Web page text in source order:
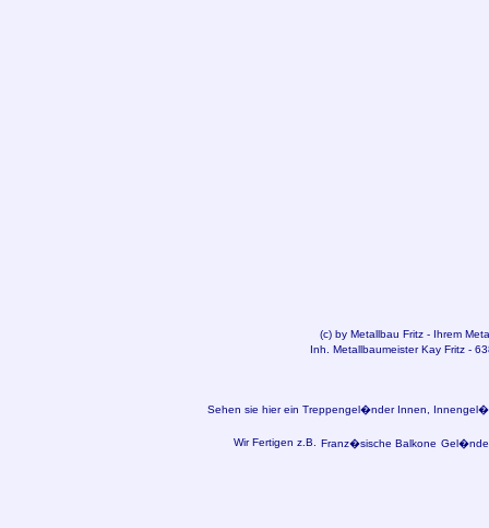
(c) by Metallbau Fritz - Ihrem
Inh. Metallbaumeister Kay Fritz -
Sehen sie hier ein Treppengel�nder Innen,
Wir Fertigen z.B. Franz�sische Balkone